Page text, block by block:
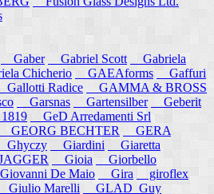
Gaber Gabriel Scott
Gabriela
Chicherio GAEAforms
Gaffuri
Gallotti Radice
GAMMA & BROSS
Garsnas Gartensilber
Geberit
GeD Arredamenti Srl
GEORG BECHTER
GERA
Ghyczy Giardini
Giaretta
Gioia
Giorbello
De Maio Gira
giroflex
Giulio Marelli
GLAD_Guy